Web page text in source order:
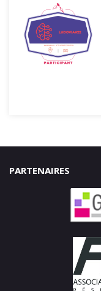
PARTENAIRES